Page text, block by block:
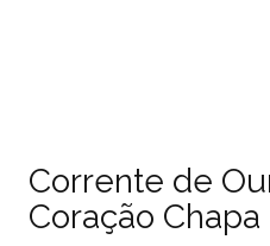
Corrente de
Coração Chapa